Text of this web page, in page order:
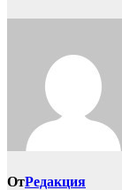
ОтРедакция